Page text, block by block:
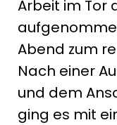
Arbeit im Tor
Abend zum
Nach einer
und dem
ging es mit